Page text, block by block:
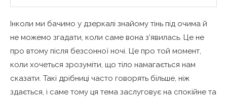
Інколи ми бачимо у дзеркалі знайому тінь під очима й
не можемо згадати, коли саме вона з’явилась. Це не
про втому після безсонної ночі. Це про той момент,
коли хочеться зрозуміти, що тіло намагається нам
сказати. Такі дрібниці часто говорять більше, ніж
здається, і саме тому ця тема заслуговує на спокійне та